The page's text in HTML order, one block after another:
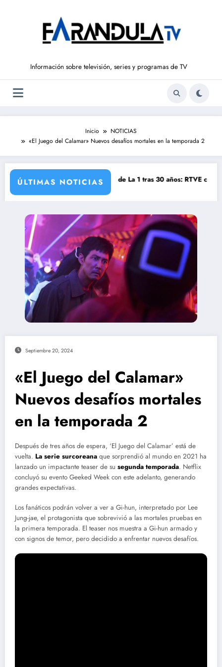
Información sobre televisión, series y programas de TV
Inicio
NOTICIAS
«El Juego del Calamar» Nuevos desafíos mortales en la temporada 2
ÚLTIMAS NOTICIAS
a ‘Mañaneros 360’
Adiós a ‘Cine de barrio’ de La 1 tras 30 años: RTVE cambia su gran
Septiembre 20, 2024
«El Juego del Calamar»
Nuevos desafíos mortales
en la temporada 2
Después de tres años de espera, ‘El Juego del Calamar’ está de
vuelta. La serie surcoreana que sorprendió al mundo en 2021 ha
lanzado un impactante teaser de su segunda temporada. Netflix
concluyó su evento Geeked Week con este adelanto, generando
grandes expectativas.
Los fanáticos podrán volver a ver a Gi-hun, interpretado por Lee
Jung-jae, el protagonista que sobrevivió a las mortales pruebas en
la primera temporada. El teaser nos muestra a Gi-hun armado y
con signos de temor, pero decidido a enfrentar nuevos desafíos.